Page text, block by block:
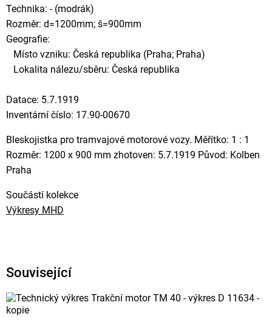
Technika: - (modrák)
Rozměr: d=1200mm; š=900mm
Geografie:
Místo vzniku: Česká republika (Praha; Praha)
Lokalita nálezu/sběru: Česká republika
Datace: 5.7.1919
Inventární číslo: 17.90-00670
Bleskojistka pro tramvajové motorové vozy. Měřítko: 1 : 1
Rozměr: 1200 x 900 mm zhotoven: 5.7.1919 Původ: Kolben
Praha
Součástí kolekce
Výkresy MHD
Související